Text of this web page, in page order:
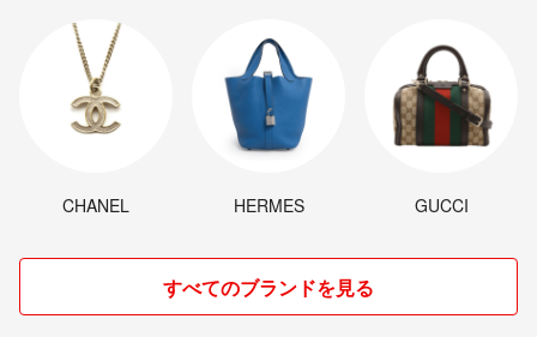
CHANEL HERMES GUCCI
すべてのブランドを見る